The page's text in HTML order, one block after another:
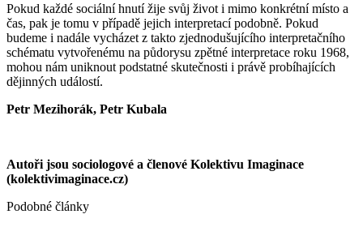
Pokud každé sociální hnutí žije svůj život i mimo konkrétní místo a
čas, pak je tomu v případě jejich interpretací podobně. Pokud
budeme i nadále vycházet z takto zjednodušujícího interpretačního
schématu vytvořenému na půdorysu zpětné interpretace roku 1968,
mohou nám uniknout podstatné skutečnosti i právě probíhajících
dějinných událostí.
Petr Mezihorák, Petr Kubala
Autoři jsou sociologové a členové Kolektivu Imaginace
(kolektivimaginace.cz)
Podobné články